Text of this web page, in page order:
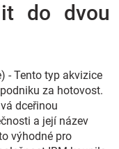
do dvou
- Tento typ akvizice
za hotovost.
dceřinou
a její název
výhodné pro